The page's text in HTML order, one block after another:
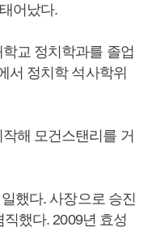
어났다.
교 정치학과를 졸업
서 정치학 석사학위
해 모건스탠리를 거
했다. 사장으로 승진
했다. 2009년 효성